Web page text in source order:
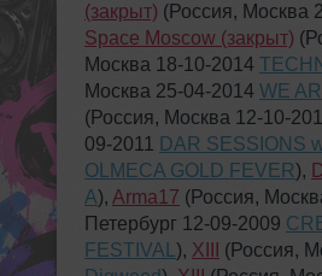
(закрыт) (Россия, Москва
Space Moscow (закрыт)
Москва 18-10-2014
Москва 25-04-2014 WE
(Россия, Москва 12-10-
09-2011
DAR SESSIONS
OLMECA GOLD FEVER),
A), Arma17 (Россия,
Петербург 12-09-2009
FESTIVAL ), XIII (Россия,